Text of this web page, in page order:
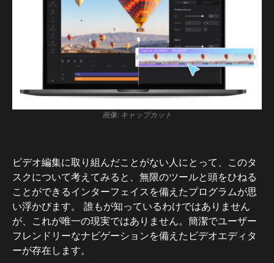
画像: キャップカット
ビデオ編集に取り組んだことがない人にとって、このタ
スクについて考えてみると、無限のツールと頭をひねる
ことができるインターフェイスを備えたプログラムが思
い浮かびます。 誰もが知っているわけではありません
が、これが唯一の現実ではありません。簡潔でユーザー
フレンドリーなナビゲーションを備えたビデオエディタ
ーが存在します。